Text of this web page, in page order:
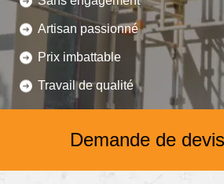
Artisan passionné
Prix imbattable
Travail de qualité
Demande de